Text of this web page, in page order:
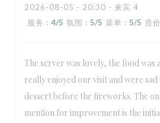
2026-08-05 - 20:30 - 来宾 4
服务 : 4/5 氛围 : 5/5 菜单 : 5/5 质
The server was lovely, the food was
really enjoyed our visit and were
dessert before the fireworks. The
mention for improvement is the